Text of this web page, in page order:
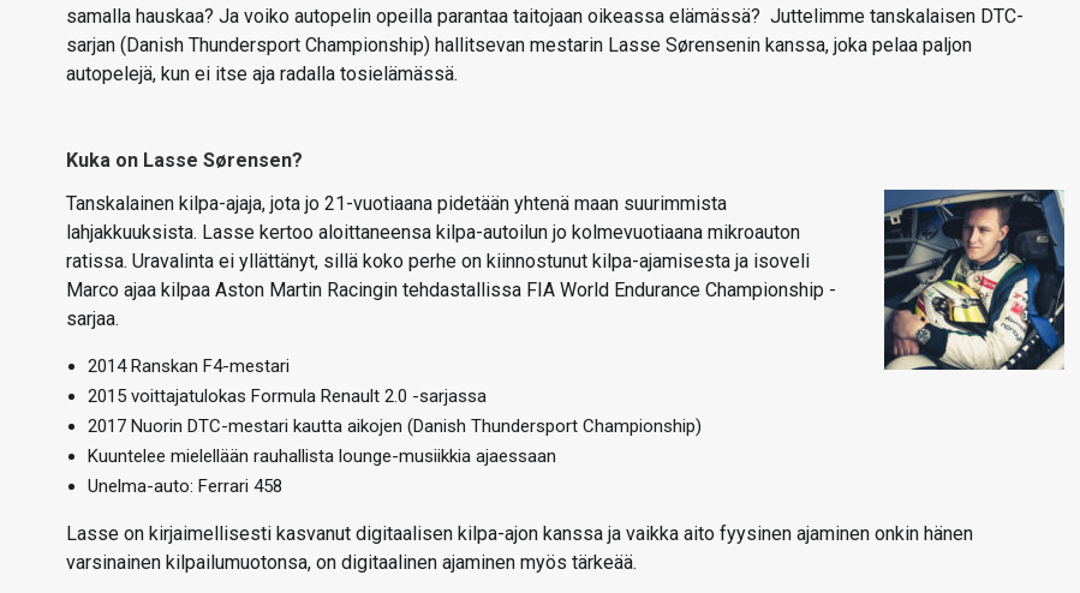
samalla hauskaa? Ja voiko autopelin opeilla parantaa taitojaan oikeassa elämässä? Juttelimme tanskalaisen DTC-
sarjan (Danish Thundersport Championship) hallitsevan mestarin Lasse Sørensenin kanssa, joka pelaa paljon
autopelejä, kun ei itse aja radalla tosielämässä.
Kuka on Lasse Sørensen?
Tanskalainen kilpa-ajaja, jota jo 21-vuotiaana pidetään yhtenä maan suurimmista
lahjakkuuksista. Lasse kertoo aloittaneensa kilpa-autoilun jo kolmevuotiaana mikroauton
ratissa. Uravalinta ei yllättänyt, sillä koko perhe on kiinnostunut kilpa-ajamisesta ja isoveli
Marco ajaa kilpaa Aston Martin Racingin tehdastallissa FIA World Endurance Championship -
sarjaa.
2014 Ranskan F4-mestari
2015 voittajatulokas Formula Renault 2.0 -sarjassa
2017 Nuorin DTC-mestari kautta aikojen (Danish Thundersport Championship)
Kuuntelee mielellään rauhallista lounge-musiikkia ajaessaan
Unelma-auto: Ferrari 458
Lasse on kirjaimellisesti kasvanut digitaalisen kilpa-ajon kanssa ja vaikka aito fyysinen ajaminen onkin hänen
varsinainen kilpailumuotonsa, on digitaalinen ajaminen myös tärkeää.